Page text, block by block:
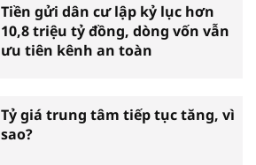
Tiền gửi dân cư lập kỷ lục hơn
10,8 triệu tỷ đồng, dòng vốn vẫn
ưu tiên kênh an toàn
Tỷ giá trung tâm tiếp tục tăng, vì
sao?